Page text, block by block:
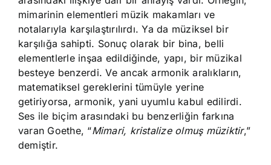
mimarinin elementleri müzik makamları ve
notalarıyla karşılaştırılırdı. Ya da müziksel bir
karşılığa sahipti. Sonuç olarak bir bina, belli
elementlerle inşaa edildiğinde, yapı, bir müzikal
besteye benzerdi. Ve ancak armonik aralıkların,
matematiksel gereklerini tümüyle yerine
getiriyorsa, armonik, yani uyumlu kabul edilirdi.
Ses ile biçim arasındaki bu benzerliğin farkına
varan Goethe, “Mimari, kristalize olmuş müziktir,”
demiştir.